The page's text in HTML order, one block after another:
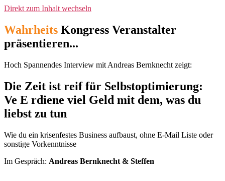
Direkt zum Inhalt wechseln
Wahrheits Kongress Veranstalter
präsentieren...
Hoch Spannendes Interview mit Andreas Bernknecht zeigt:
Die Zeit ist reif für Selbstoptimierung:
Ve E rdiene viel Geld mit dem, was du
liebst zu tun
Wie du ein krisenfestes Business aufbaust, ohne E-Mail Liste oder
sonstige Vorkenntnisse
Im Gespräch: Andreas Bernknecht & Steffen